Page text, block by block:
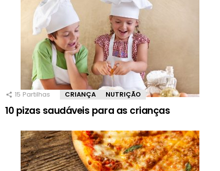
15 Partilhas CRIANÇA NUTRIÇÃO
10 pizas saudáveis para as crianças